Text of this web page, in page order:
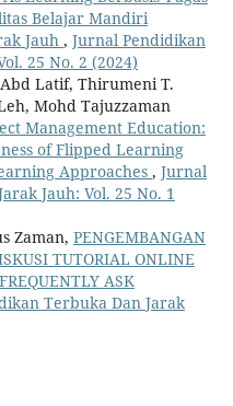
Belajar Mandiri
Jauh , Jurnal Pendidikan
25 No. 2 (2024)
Latif, Thirumeni T.
Mohd Tajuzzaman
Management Education:
of Flipped Learning
Approaches , Jurnal
Jauh: Vol. 25 No. 1
Zaman, PENGEMBANGAN
TUTORIAL ONLINE
ASK
Terbuka Dan Jarak